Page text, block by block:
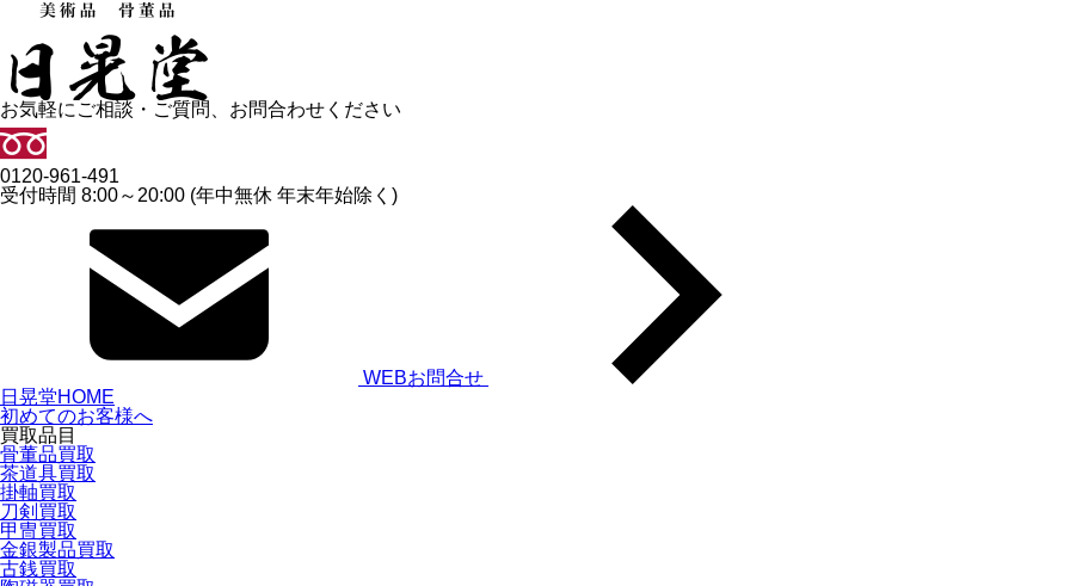
お気軽にご相談・ご質問、お問合わせください
0120-961-491
受付時間 8:00～20:00 (年中無休 年末年始除く)
WEBお問合せ
日晃堂HOME
初めてのお客様へ
買取品目
骨董品買取
茶道具買取
掛軸買取
刀剣買取
甲冑買取
金銀製品買取
古銭買取